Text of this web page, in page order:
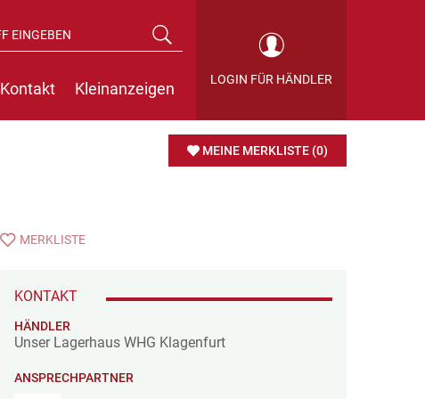
LOGIN FÜR HÄNDLER
Kontakt Kleinanzeigen
MEINE MERKLISTE (0)
MERKLISTE
KONTAKT
HÄNDLER
Unser Lagerhaus WHG Klagenfurt
ANSPRECHPARTNER